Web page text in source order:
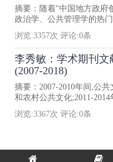
摘要：随着"中国地方政府
政治学、公共管理学的热
浏览:3357次 评论:0条
李秀敏：学术期刊
(2007-2018)
摘要：2007-2010年间,公
和农村公共文化;2011-
浏览:3367次 评论:0条